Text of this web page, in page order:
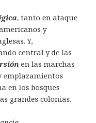
, tanto en ataque
y
Y,
central y de las
en las marchas
emplazamientos
en los bosques
grandes colonias.